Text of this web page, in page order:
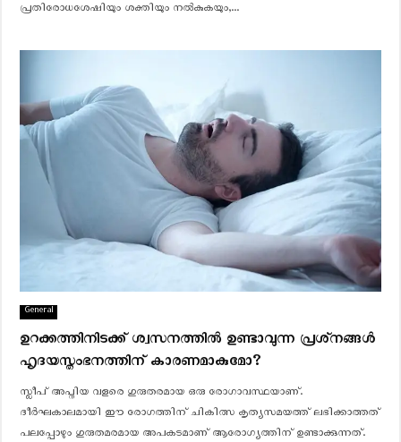
പ്രതിരോധശേഷിയും ശക്തിയും നല്‍കുകയും,...
General
ഉറക്കത്തിനിടക്ക് ശ്വസനത്തില്‍ ഉണ്ടാവുന്ന പ്രശ്‌നങ്ങള്‍
ഹൃദയസ്തംഭനത്തിന് കാരണമാകുമോ?
സ്ലീപ് അപ്നിയ വളരെ ഗുരുതരമായ ഒരു രോഗാവസ്ഥയാണ്.
ദീര്‍ഘകാലമായി ഈ രോഗത്തിന് ചികിത്സ കൃത്യസമയത്ത് ലഭിക്കാത്തത്
പലപ്പോഴും ഗുരുതമരമായ അപകടമാണ് ആരോഗ്യത്തിന് ഉണ്ടാക്കുന്നത്.